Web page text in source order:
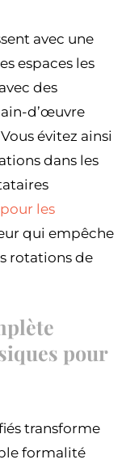
avec une
espaces les
des
d’œuvre
évitez ainsi
dans les
les
qui empêche
rotations de
pour
transforme
formalité